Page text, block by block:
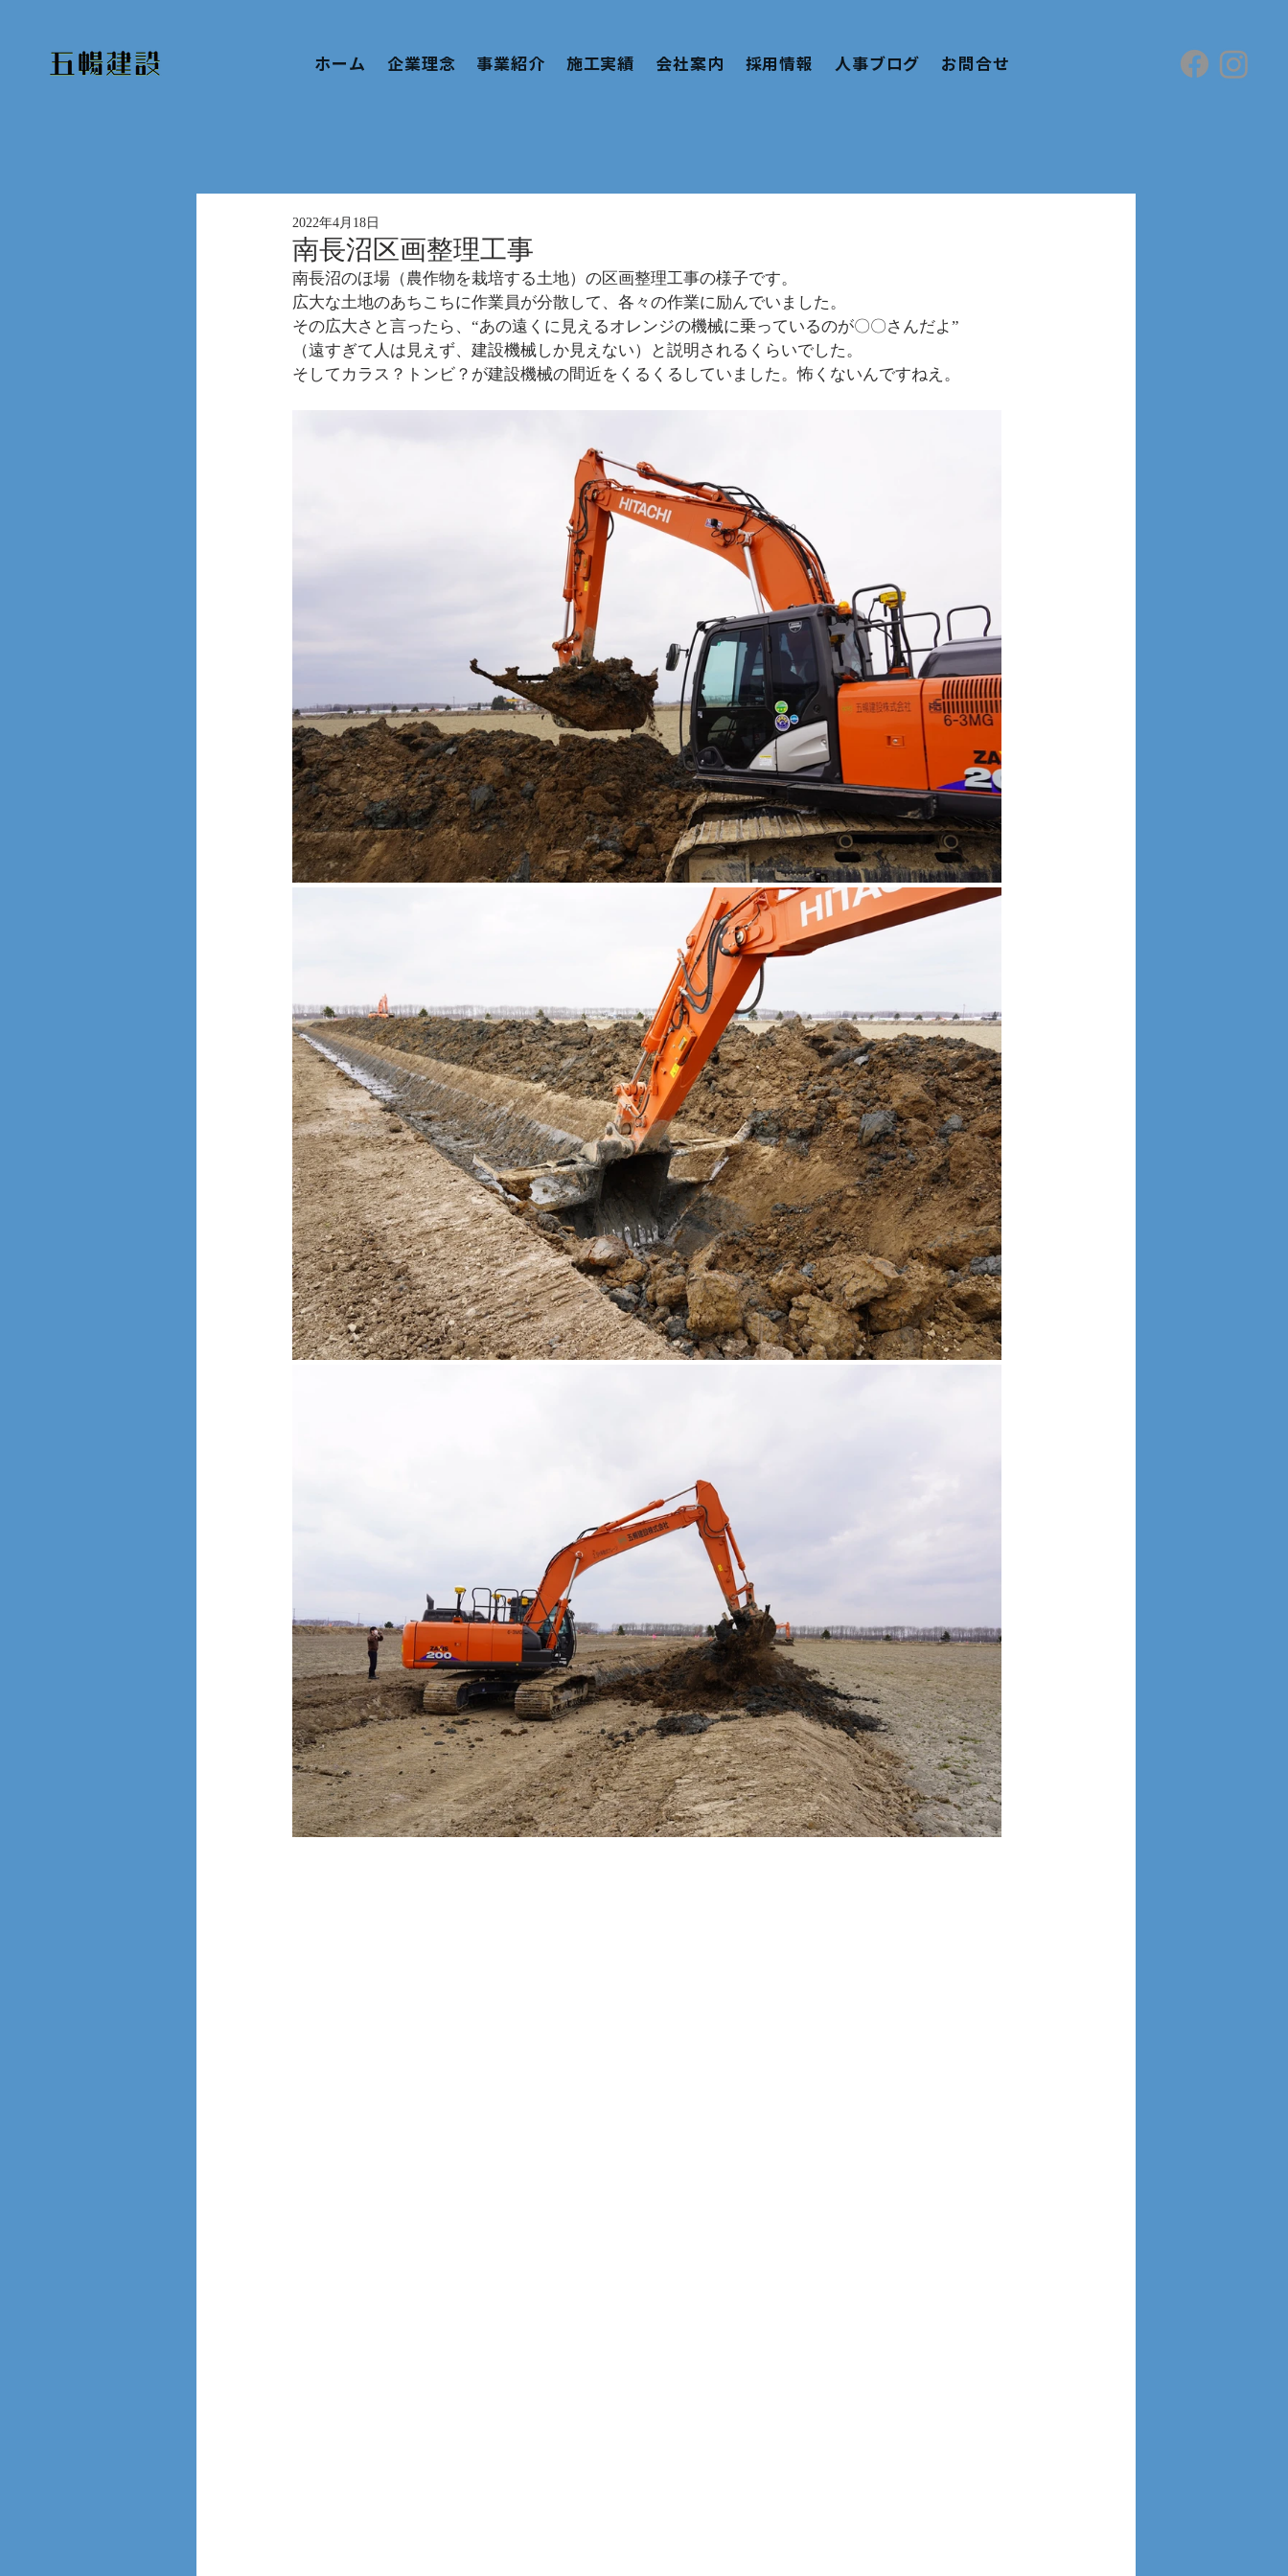
ホーム 企業理念 事業紹介 施工実績 会社案内 採用情報 人事ブログ お問合せ
南長沼区画整理工事
2022年4月18日
南長沼のほ場（農作物を栽培する土地）の区画整理工事の様子です。
広大な土地のあちこちに作業員が分散して、各々の作業に励んでいました。
その広大さと言ったら、“あの遠くに見えるオレンジの機械に乗っているのが〇〇さんだよ”
（遠すぎて人は見えず、建設機械しか見えない）と説明されるくらいでした。
そしてカラス？トンビ？が建設機械の間近をくるくるしていました。怖くないんですねえ。